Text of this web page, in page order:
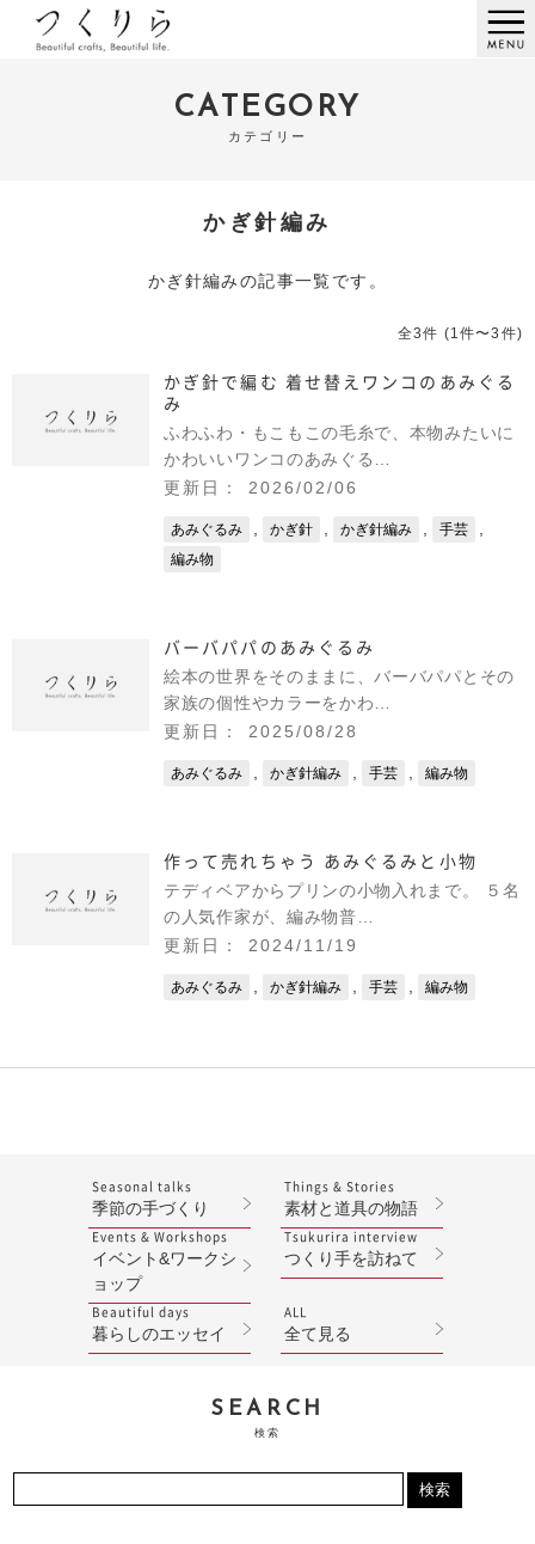
CATEGORY
カテゴリー
かぎ針編み
かぎ針編みの記事一覧です。
全3件 (1件〜3件)
かぎ針で編む 着せ替えワンコのあみぐる
み
ふわふわ・もこもこの毛糸で、本物みたいに
かわいいワンコのあみぐる…
更新日： 2026/02/06
あみぐるみ かぎ針 かぎ針編み 手芸
編み物
バーバパパのあみぐるみ
絵本の世界をそのままに、バーバパパとその
家族の個性やカラーをかわ…
更新日： 2025/08/28
あみぐるみ かぎ針編み 手芸 編み物
作って売れちゃう あみぐるみと小物
テディベアからプリンの小物入れまで。 ５名
の人気作家が、編み物普…
更新日： 2024/11/19
あみぐるみ かぎ針編み 手芸 編み物
Seasonal talks
季節の手づくり
Things & Stories
素材と道具の物語
Events & Workshops
イベント&ワークシ
ョップ
Tsukurira interview
つくり手を訪ねて
Beautiful days
暮らしのエッセイ
ALL
全て見る
SEARCH
検索